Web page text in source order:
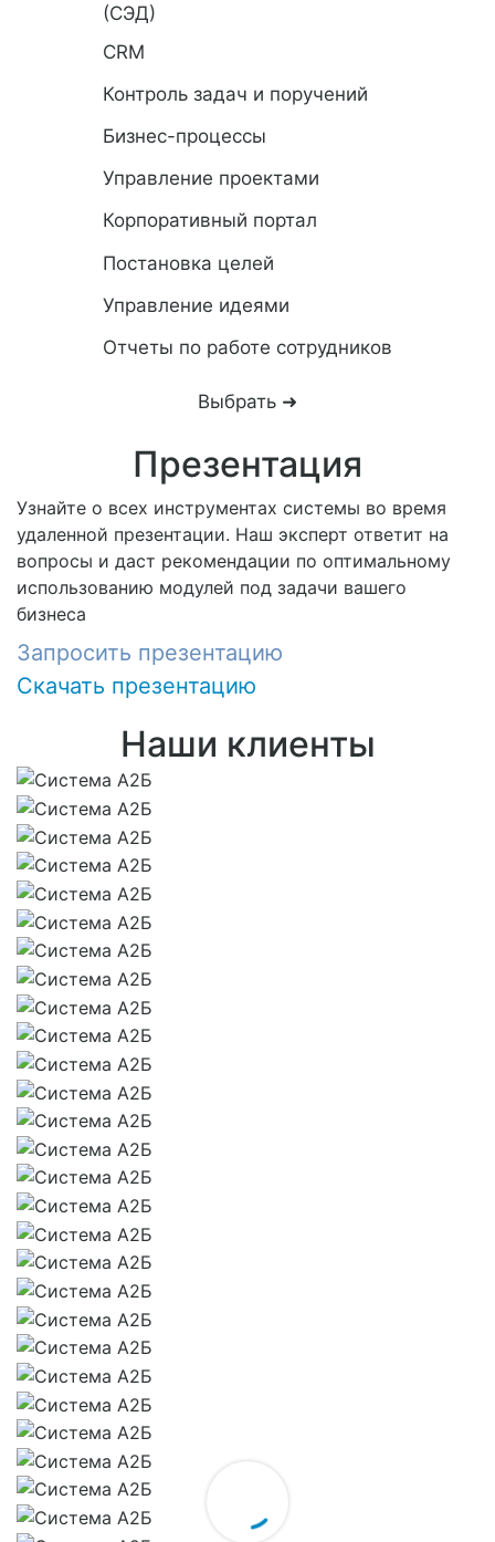
(СЭД)
CRM
Контроль задач и поручений
Бизнес-процессы
Управление проектами
Корпоративный портал
Постановка целей
Управление идеями
Отчеты по работе сотрудников
Выбрать ➜
Презентация
Узнайте о всех инструментах системы во время
удаленной презентации. Наш эксперт ответит на
вопросы и даст рекомендации по оптимальному
использованию модулей под задачи вашего
бизнеса
Запросить презентацию
Скачать презентацию
Наши клиенты